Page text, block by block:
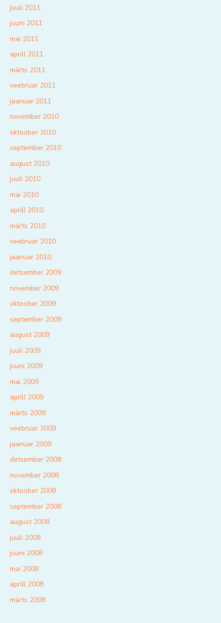
juuli 2011
juuni 2011
mai 2011
aprill 2011
märts 2011
veebruar 2011
jaanuar 2011
november 2010
oktoober 2010
september 2010
august 2010
juuli 2010
mai 2010
aprill 2010
märts 2010
veebruar 2010
jaanuar 2010
detsember 2009
november 2009
oktoober 2009
september 2009
august 2009
juuli 2009
juuni 2009
mai 2009
aprill 2009
märts 2009
veebruar 2009
jaanuar 2009
detsember 2008
november 2008
oktoober 2008
september 2008
august 2008
juuli 2008
juuni 2008
mai 2008
aprill 2008
märts 2008